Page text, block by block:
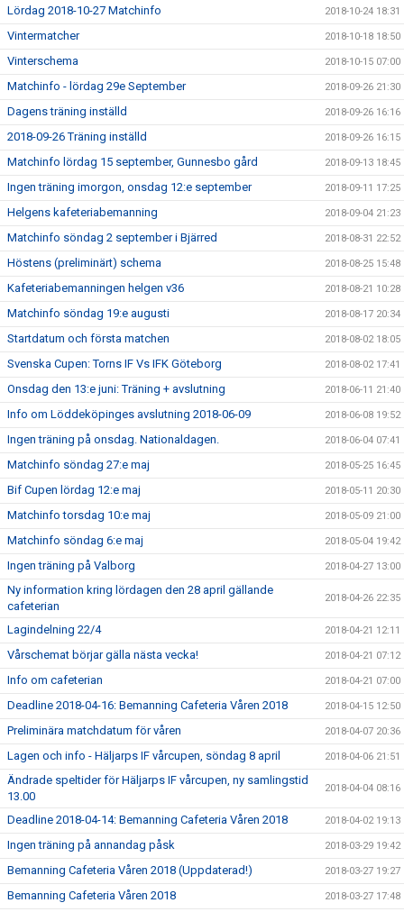
Lördag 2018-10-27 Matchinfo 2018-10-24 18:31
Vintermatcher 2018-10-18 18:50
Vinterschema 2018-10-15 07:00
Matchinfo - lördag 29e September 2018-09-26 21:30
Dagens träning inställd 2018-09-26 16:16
2018-09-26 Träning inställd 2018-09-26 16:15
Matchinfo lördag 15 september, Gunnesbo gård 2018-09-13 18:45
Ingen träning imorgon, onsdag 12:e september 2018-09-11 17:25
Helgens kafeteriabemanning 2018-09-04 21:23
Matchinfo söndag 2 september i Bjärred 2018-08-31 22:52
Höstens (preliminärt) schema 2018-08-25 15:48
Kafeteriabemanningen helgen v36 2018-08-21 10:28
Matchinfo söndag 19:e augusti 2018-08-17 20:34
Startdatum och första matchen 2018-08-02 18:05
Svenska Cupen: Torns IF Vs IFK Göteborg 2018-08-02 17:41
Onsdag den 13:e juni: Träning + avslutning 2018-06-11 21:40
Info om Löddeköpinges avslutning 2018-06-09 2018-06-08 19:52
Ingen träning på onsdag. Nationaldagen. 2018-06-04 07:41
Matchinfo söndag 27:e maj 2018-05-25 16:45
Bif Cupen lördag 12:e maj 2018-05-11 20:30
Matchinfo torsdag 10:e maj 2018-05-09 21:00
Matchinfo söndag 6:e maj 2018-05-04 19:42
Ingen träning på Valborg 2018-04-27 13:00
Ny information kring lördagen den 28 april gällande
cafeterian
2018-04-26 22:35
Lagindelning 22/4 2018-04-21 12:11
Vårschemat börjar gälla nästa vecka! 2018-04-21 07:12
Info om cafeterian 2018-04-21 07:00
Deadline 2018-04-16: Bemanning Cafeteria Våren 2018 2018-04-15 12:50
Preliminära matchdatum för våren 2018-04-07 20:36
Lagen och info - Häljarps IF vårcupen, söndag 8 april 2018-04-06 21:51
Ändrade speltider för Häljarps IF vårcupen, ny samlingstid
13.00
2018-04-04 08:16
Deadline 2018-04-14: Bemanning Cafeteria Våren 2018 2018-04-02 19:13
Ingen träning på annandag påsk 2018-03-29 19:42
Bemanning Cafeteria Våren 2018 (Uppdaterad!) 2018-03-27 19:27
Bemanning Cafeteria Våren 2018 2018-03-27 17:48